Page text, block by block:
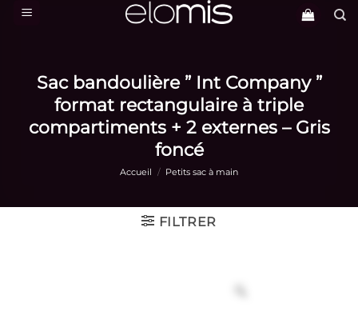
Passer
Sac bandoulière ” Int Company ”
format rectangulaire à triple
compartiments + 2 externes – Gris
foncé
Accueil / Petits sac à main
FILTRER